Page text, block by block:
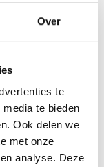
Over
te
te bieden
Ook delen we
met onze
analyse. Deze
VLOG: OP
ZIEKE